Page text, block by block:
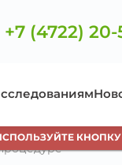
+7 (4722)
КНОПКУ